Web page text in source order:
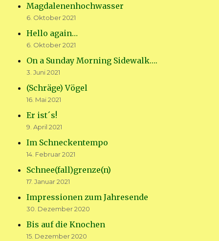
Magdalenenhochwasser
6. Oktober 2021
Hello again…
6. Oktober 2021
On a Sunday Morning Sidewalk….
3. Juni 2021
(Schräge) Vögel
16. Mai 2021
Er ist´s!
9. April 2021
Im Schneckentempo
14. Februar 2021
Schnee(fall)grenze(n)
17. Januar 2021
Impressionen zum Jahresende
30. Dezember 2020
Bis auf die Knochen
15. Dezember 2020